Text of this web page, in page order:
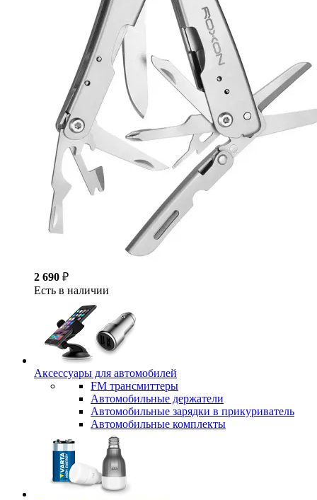
2 690 ₽
Есть в наличии
Аксессуары для автомобилей
FM трансмиттеры
Автомобильные держатели
Автомобильные зарядки в прикуриватель
Автомобильные комплекты